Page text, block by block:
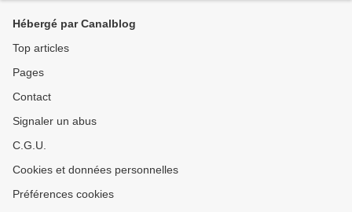
Hébergé par Canalblog
Top articles
Pages
Contact
Signaler un abus
C.G.U.
Cookies et données personnelles
Préférences cookies